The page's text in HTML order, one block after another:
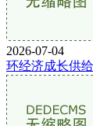
2026-07-04
环经济成长供